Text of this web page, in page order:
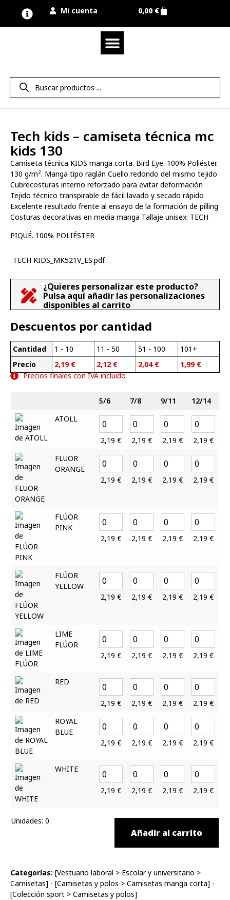
Mi cuenta 0,00 €
Tech kids – camiseta técnica mc
kids 130
Camiseta técnica KIDS manga corta. Bird Eye. 100% Poliéster.
130 g/m². Manga tipo raglán Cuello redondo del mismo tejido
Cubrecosturas interno reforzado para evitar deformación
Tejido técnico transpirable de fácil lavado y secado rápido
Excelente resultado frente al ensayo de la formación de pilling
Costuras decorativas en media manga Tallaje unisex: TECH
PIQUÉ. 100% POLIÉSTER
TECH KIDS_MK521V_ES.pdf
¿Quieres personalizar este producto?
Pulsa aquí añadir las personalizaciones
disponibles al carrito
Descuentos por cantidad
Cantidad
Precio
1 - 10
2,19 €
11 - 50
2,12 €
51 - 100
2,04 €
101+
1,99 €
Precios finales con IVA incluido
5/6 7/8 9/11
12/14
ATOLL
2,19 € 2,19 € 2,19 € 2,19 €
FLUOR
ORANGE
2,19 € 2,19 € 2,19 € 2,19 €
FLÚOR
PINK
2,19 € 2,19 € 2,19 € 2,19 €
FLÚOR
YELLOW
2,19 € 2,19 € 2,19 € 2,19 €
LIME
FLÚOR
2,19 € 2,19 € 2,19 € 2,19 €
RED
2,19 € 2,19 € 2,19 € 2,19 €
ROYAL
BLUE
2,19 € 2,19 € 2,19 € 2,19 €
WHITE
2,19 € 2,19 € 2,19 € 2,19 €
Unidades: 0
Añadir al carrito
Categorías: [Vestuario laboral > Escolar y universitario >
Camisetas] - [Camisetas y polos > Camisetas manga corta] -
[Colección sport > Camisetas y polos]